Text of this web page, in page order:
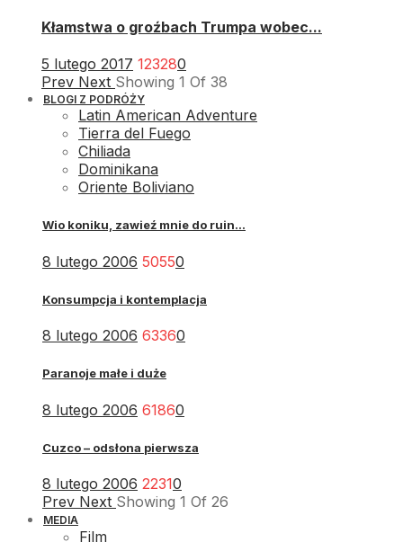
Kłamstwa o groźbach Trumpa wobec...
5 lutego 2017 123280
Prev Next Showing 1 Of 38
BLOGI Z PODRÓŻY
Latin American Adventure
Tierra del Fuego
Chiliada
Dominikana
Oriente Boliviano
Wio koniku, zawieź mnie do ruin...
8 lutego 2006 50550
Konsumpcja i kontemplacja
8 lutego 2006 63360
Paranoje małe i duże
8 lutego 2006 61860
Cuzco – odsłona pierwsza
8 lutego 2006 22310
Prev Next Showing 1 Of 26
MEDIA
Film